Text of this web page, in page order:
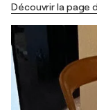
Découvrir la page